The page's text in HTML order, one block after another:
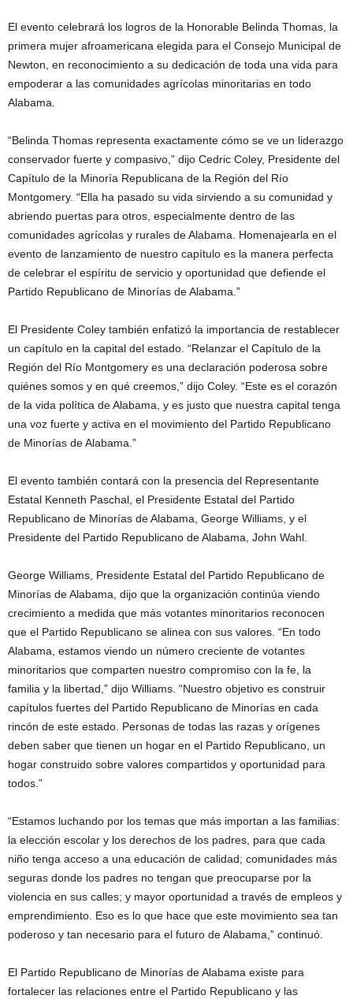
El evento celebrará los logros de la Honorable Belinda Thomas, la
primera mujer afroamericana elegida para el Consejo Municipal de
Newton, en reconocimiento a su dedicación de toda una vida para
empoderar a las comunidades agrícolas minoritarias en todo
Alabama.
“Belinda Thomas representa exactamente cómo se ve un liderazgo
conservador fuerte y compasivo,” dijo Cedric Coley, Presidente del
Capítulo de la Minoría Republicana de la Región del Río
Montgomery. “Ella ha pasado su vida sirviendo a su comunidad y
abriendo puertas para otros, especialmente dentro de las
comunidades agrícolas y rurales de Alabama. Homenajearla en el
evento de lanzamiento de nuestro capítulo es la manera perfecta
de celebrar el espíritu de servicio y oportunidad que defiende el
Partido Republicano de Minorías de Alabama.”
El Presidente Coley también enfatizó la importancia de restablecer
un capítulo en la capital del estado. “Relanzar el Capítulo de la
Región del Río Montgomery es una declaración poderosa sobre
quiénes somos y en qué creemos,” dijo Coley. “Este es el corazón
de la vida política de Alabama, y es justo que nuestra capital tenga
una voz fuerte y activa en el movimiento del Partido Republicano
de Minorías de Alabama.”
El evento también contará con la presencia del Representante
Estatal Kenneth Paschal, el Presidente Estatal del Partido
Republicano de Minorías de Alabama, George Williams, y el
Presidente del Partido Republicano de Alabama, John Wahl.
George Williams, Presidente Estatal del Partido Republicano de
Minorías de Alabama, dijo que la organización continúa viendo
crecimiento a medida que más votantes minoritarios reconocen
que el Partido Republicano se alinea con sus valores. “En todo
Alabama, estamos viendo un número creciente de votantes
minoritarios que comparten nuestro compromiso con la fe, la
familia y la libertad,” dijo Williams. “Nuestro objetivo es construir
capítulos fuertes del Partido Republicano de Minorías en cada
rincón de este estado. Personas de todas las razas y orígenes
deben saber que tienen un hogar en el Partido Republicano, un
hogar construido sobre valores compartidos y oportunidad para
todos.”
“Estamos luchando por los temas que más importan a las familias:
la elección escolar y los derechos de los padres, para que cada
niño tenga acceso a una educación de calidad; comunidades más
seguras donde los padres no tengan que preocuparse por la
violencia en sus calles; y mayor oportunidad a través de empleos y
emprendimiento. Eso es lo que hace que este movimiento sea tan
poderoso y tan necesario para el futuro de Alabama,” continuó.
El Partido Republicano de Minorías de Alabama existe para
fortalecer las relaciones entre el Partido Republicano y las